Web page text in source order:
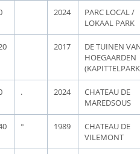
2024
PARC LOCAL /
LOKAAL PARK
2017
DE TUINEN
HOEGAARDEN
. 2024
CHATEAU DE
MAREDSOUS
° 1989
CHATEAU DE
VILEMONT